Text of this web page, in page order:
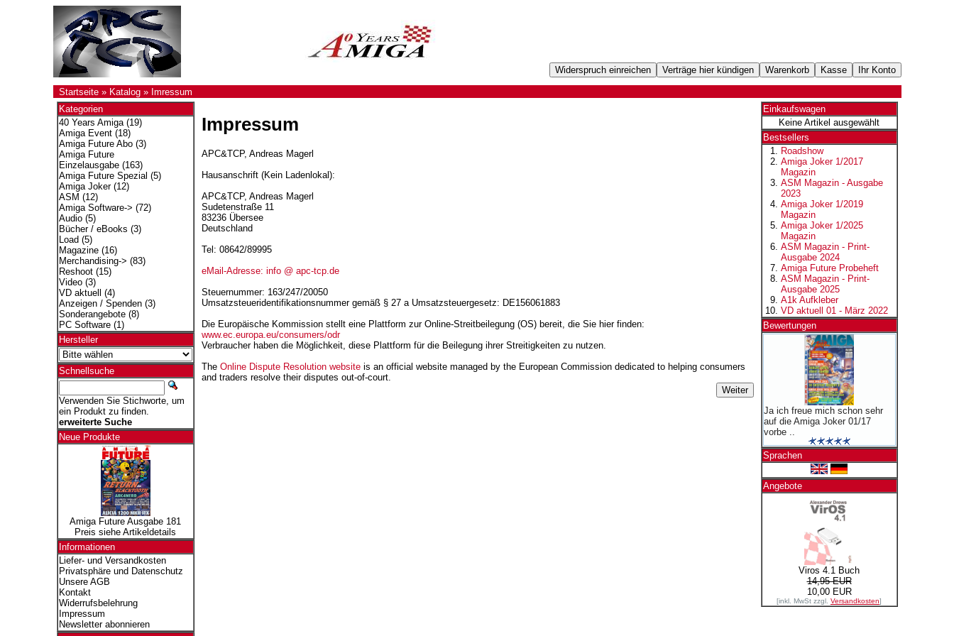
Startseite» Katalog» Imressum
Kategorien
40 Years Amiga(19)
Amiga Event(18)
Amiga Future Abo(3)
Amiga Future
Einzelausgabe(163)
Amiga Future Spezial (5)
Amiga Joker(12)
ASM (12)
Amiga Software-> (72)
Audio(5)
Bücher / eBooks (3)
Load (5)
Magazine(16)
Merchandising-> (83)
Reshoot(15)
Video(3)
VD aktuell
(4)
Anzeigen / Spenden(3)
Sonderangebote(8)
PC Software(1)
Hersteller
Schnellsuche
Verwenden Sie Stichworte, um
ein Produkt zu finden.
erweiterte Suche
Neue Produkte
Amiga Future Ausgabe 181
Preis siehe Artikeldetails
Informationen
Liefer- und Versandkosten
Privatsphäre und Datenschutz
Unsere AGB
Kontakt
Widerrufsbelehrung
Impressum
Newsletter abonnieren
Impressum
APC&TCP, Andreas Magerl
Hausanschrift (Kein Ladenlokal):
APC&TCP, Andreas Magerl
Sudetenstraße 11
83236 Übersee
Deutschland
Tel: 08642/89995
eMail-Adresse: info @ apc-tcp.de
Steuernummer: 163/247/20050
Umsatzsteueridentifikationsnummer gemäß § 27 a Umsatzsteuergesetz: DE156061883
Die Europäische Kommission stellt eine Plattform zur Online-Streitbeilegung (OS) bereit, die Sie hier finden:
www.ec.europa.eu/consumers/odr
Verbraucher haben die Möglichkeit, diese Plattform für die Beilegung ihrer Streitigkeiten zu nutzen.
The Online Dispute Resolution websiteis an official website managed by the European Commission dedicated to helping consumers
and traders resolve their disputes out-of-court.
Einkaufswagen
Keine Artikel ausgewählt
Bestsellers
Roadshow
Amiga Joker 1/2017
Magazin
ASM Magazin - Ausgabe
2023
Amiga Joker 1/2019
Magazin
Amiga Joker 1/2025
Magazin
ASM Magazin - Print-
Ausgabe 2024
Amiga Future Probeheft
ASM Magazin - Print-
Ausgabe 2025
A1k Aufkleber
VD aktuell 01 - März 2022
Bewertungen
Ja ich freue mich schon sehr
auf die Amiga Joker 01/17
vorbe ..
Sprachen
Angebote
Viros 4.1 Buch
14,95 EUR
10,00 EUR
[inkl. MwSt zzgl. Versandkosten]